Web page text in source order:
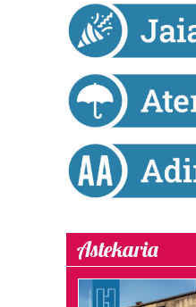
Astekaria